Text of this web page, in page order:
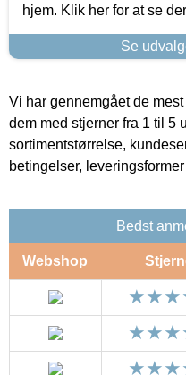
hjem. Klik her for at se
Se
Vi har gennemgået de
dem med stjerner fra 1 til 5
sortimentstørrelse,
betingelser,
Bedst
Webshop